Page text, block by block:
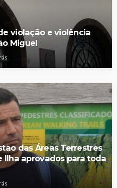
violação e violência
Miguel
das Áreas Terrestres
Ilha aprovados para toda